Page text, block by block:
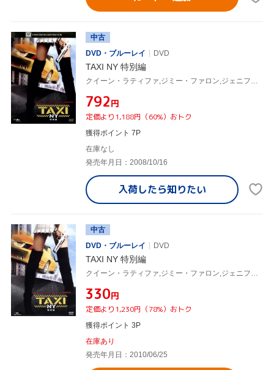
中古
DVD・ブルーレイ
DVD
TAXI NY 特別編
¥792円
定価より1,188円（60%）おトク
獲得ポイント 7P
在庫なし
発売年月日：2008/10/16
入荷したら知りたい
中古
DVD・ブルーレイ
DVD
TAXI NY 特別編
¥330円
定価より1,230円（78%）おトク
獲得ポイント 3P
在庫あり
発売年月日：2010/06/25